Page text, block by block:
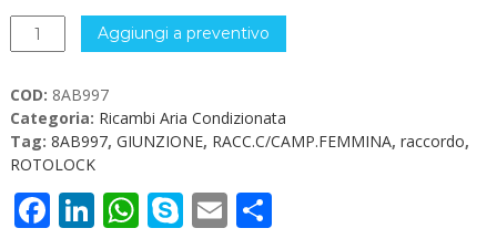
8AB997
RACCORDO
quantità
Aggiungi a preventivo
COD: 8AB997
Categoria: Ricambi Aria Condizionata
Tag: 8AB997, GIUNZIONE, RACC.C/CAMP.FEMMINA, raccordo,
ROTOLOCK
Facebook
LinkedIn
WhatsApp
Skype
EmailCondividi